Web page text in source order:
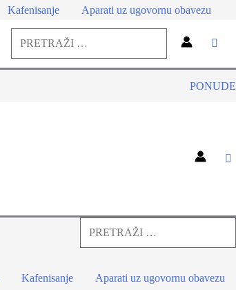
Kafenisanje Aparati uz ugovornu obavezu
Pretraga
za:
Pretraga
PONUDE
Pretraga
za:
Kafenisanje Aparati uz ugovornu obavezu